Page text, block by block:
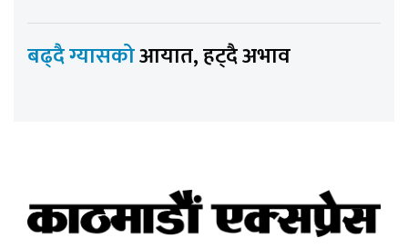
बढ्दै ग्यासकोआयात, हट्दै अभाव